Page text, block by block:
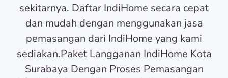
sekitarnya. Daftar IndiHome secara cepat
dan mudah dengan menggunakan jasa
pemasangan dari IndiHome yang kami
sediakan.Paket Langganan IndiHome Kota
Surabaya Dengan Proses Pemasangan